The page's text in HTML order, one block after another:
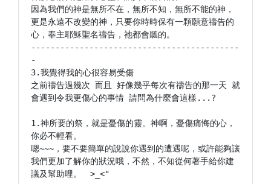
因為我們的神是無所不在，無所不知，無所不能的神，
更是永遠不改變的神，只要你時時保有一顆願意禱告的
心，奉主耶穌聖名禱告，祂都會聽的。
-------------------------------------------
-
3.我覺得我的心很容易受傷
之前禱告過幾次 而且 好像幾乎每次有禱告的那一天 就
會遇到令我更傷心的事情 請問為什麼會這樣...?
1.神所要的祭，就是憂傷的靈。神啊，憂傷痛悔的心，
你必不輕看。
嗯~~~，要不要簡單的說說你遇到的遭遇呢，或許能夠讓
我們更加了解你的狀況哦，不然，不知從何著手給你建
議及幫助哩。　>_<"